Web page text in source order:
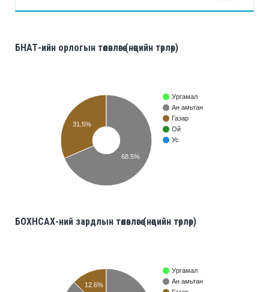
БНАТ-ийн орлогын төлөвлөгөө (нөөцийн төрлөөр)
Ургамал
Ан амьтан
Газар
Ой
Ус
31.5%
68.5%
БОХНСАХ-ний зардлын төлөвлөгөө (нөөцийн төрлөөр)
Ургамал
Ан амьтан
12.6%